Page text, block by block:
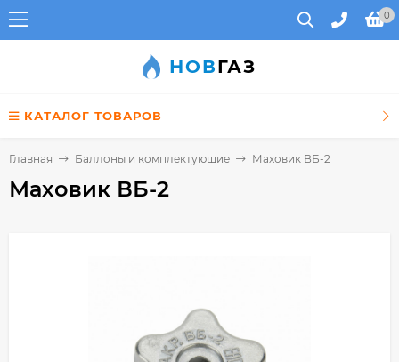
0
НОВГАЗ
КАТАЛОГ ТОВАРОВ
Главная Баллоны и комплектующие Маховик ВБ-2
Маховик ВБ-2